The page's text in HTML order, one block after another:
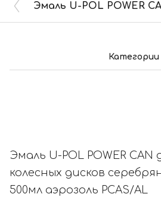
Категории
Эмаль U-POL POWER CAN
колесных дисков
500мл аэрозоль PCAS/AL